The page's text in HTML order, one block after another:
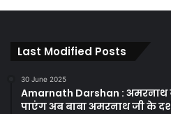
Last Modified Posts
30 June 2025
Amarnath Darshan : अमरनाथ
पाएंग अब बाबा अमरनाथ जी के